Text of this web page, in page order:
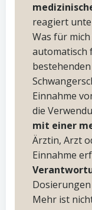
reagiert
Was für
automatisch
Einnahme
die
mit einer
Ärztin, Arzt
Einnahme
Mehr ist